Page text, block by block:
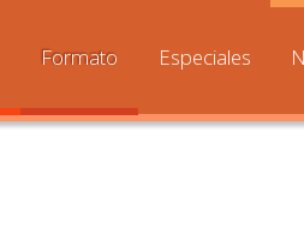
Formato Especiales